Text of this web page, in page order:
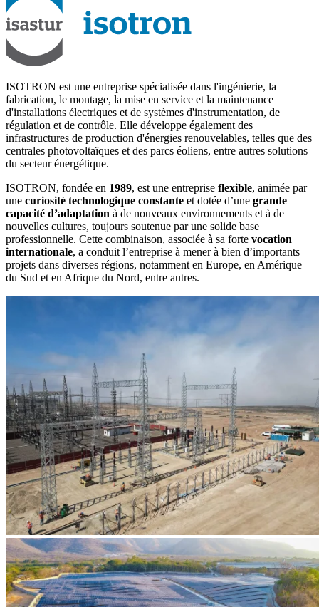
ISOTRON est une entreprise spécialisée dans l'ingénierie, la
fabrication, le montage, la mise en service et la maintenance
d'installations électriques et de systèmes d'instrumentation, de
régulation et de contrôle. Elle développe également des
infrastructures de production d'énergies renouvelables, telles que des
centrales photovoltaïques et des parcs éoliens, entre autres solutions
du secteur énergétique.
ISOTRON, fondée en 1989, est une entreprise flexible, animée par
une curiosité technologique constante et dotée d’une grande
capacité d’adaptation à de nouveaux environnements et à de
nouvelles cultures, toujours soutenue par une solide base
professionnelle. Cette combinaison, associée à sa forte vocation
internationale, a conduit l’entreprise à mener à bien d’importants
projets dans diverses régions, notamment en Europe, en Amérique
du Sud et en Afrique du Nord, entre autres.